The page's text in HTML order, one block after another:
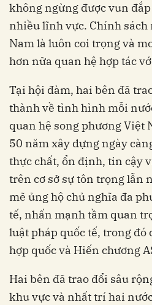
không ngừng được vun
nhiều lĩnh vực. Chính sách
Nam là luôn coi trọng và
hơn nữa quan hệ hợp tác
Tại hội đàm, hai bên đã
thành về tình hình mỗi
quan hệ song phương Việt
50 năm xây dựng ngày
thực chất, ổn định, tin cậy
trên cơ sở sự tôn trọng lẫn
mẽ ủng hộ chủ nghĩa đa
tế, nhấn mạnh tầm quan
luật pháp quốc tế, trong đó
hợp quốc và Hiến chương
Hai bên đã trao đổi sâu
khu vực và nhất trí hai